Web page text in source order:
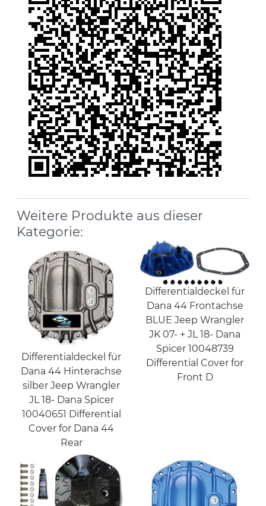
Weitere Produkte aus dieser
Kategorie:
Differentialdeckel für
Dana 44 Hinterachse
silber Jeep Wrangler
JL 18- Dana Spicer
10040651 Differential
Cover for Dana 44
Rear
Differentialdeckel für
Dana 44 Frontachse
BLUE Jeep Wrangler
JK 07- + JL 18- Dana
Spicer 10048739
Differential Cover for
Front D